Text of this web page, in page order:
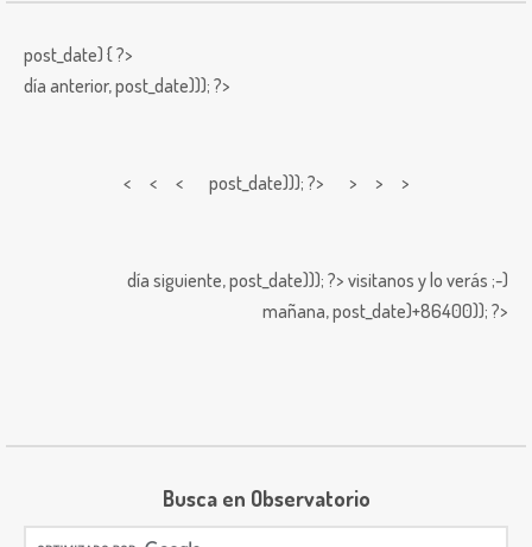
post_date) { ?>
día anterior,post_date))); ?>
< < < post_date))); ?> > > >
día siguiente,post_date))); ?> visitanos y lo verás ;-)
mañana,post_date)+86400)); ?>
Busca en Observatorio